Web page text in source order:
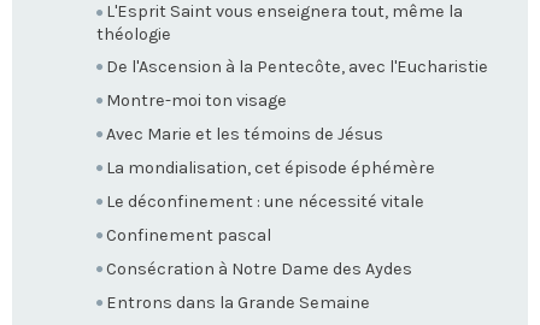
L'Esprit Saint vous enseignera tout, même la
théologie
De l'Ascension à la Pentecôte, avec l'Eucharistie
Montre-moi ton visage
Avec Marie et les témoins de Jésus
La mondialisation, cet épisode éphémère
Le déconfinement : une nécessité vitale
Confinement pascal
Consécration à Notre Dame des Aydes
Entrons dans la Grande Semaine